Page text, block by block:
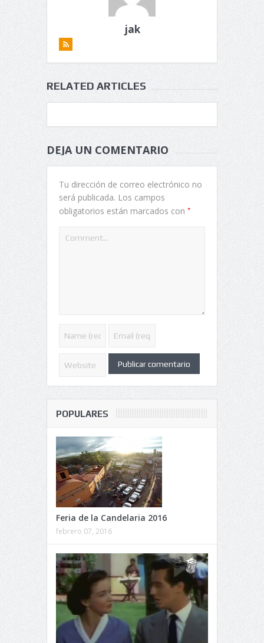
jak
RELATED ARTICLES
DEJA UN COMENTARIO
Tu dirección de correo electrónico no
será publicada. Los campos
obligatorios están marcados con *
POPULARES
Feria de la Candelaria 2016
febrero 07, 2016